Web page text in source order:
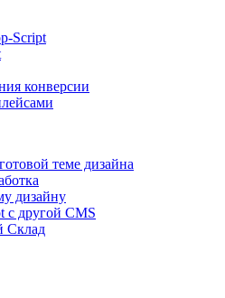
Script
конверсии
теме дизайна
дизайну
с другой CMS
Склад